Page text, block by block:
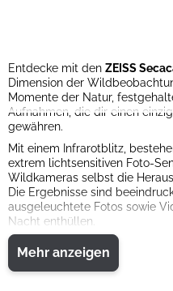
Entdecke mit den ZEISS
Dimension der
Momente der Natur,
Aufnahmen, die dir einen
gewähren.
Mit einem Infrarotblitz,
extrem lichtsensitiven Foto-
Wildkameras selbst die
Die Ergebnisse sind
ausgeleuchtete Fotos sowie
Nacht enthüllen.
Die
ZEISS Secacam 5
Leistung, sondern auch durch
geringen Gewicht und der
Mehr anzeigen